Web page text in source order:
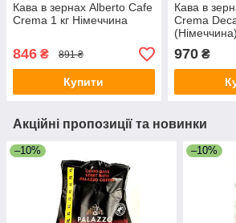
Кава в зернах Alberto Cafe
Crema 1 кг Німеччина
846 ₴ 891 ₴
Купити
Кава в
Crema
(Німеччина)
970₴
Акційні пропозиції та новинки
–10% –10%